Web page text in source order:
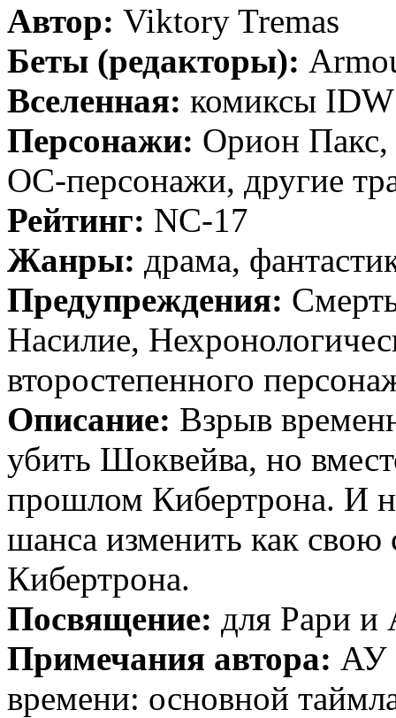
Автор: Viktory Tremas
Беты (редакторы):
Вселенная: комиксы
Персонажи: Орион
ОС-персонажи, другие
Рейтинг: NC-17
Жанры: драма,
Предупреждения:
Насилие,
второстепенного
Описание: Взрыв
убить Шоквейва, но
прошлом Кибертрона. И
шанса изменить как свою
Кибертрона.
Посвящение: для Рари и
Примечания автора: АУ
времени: основной